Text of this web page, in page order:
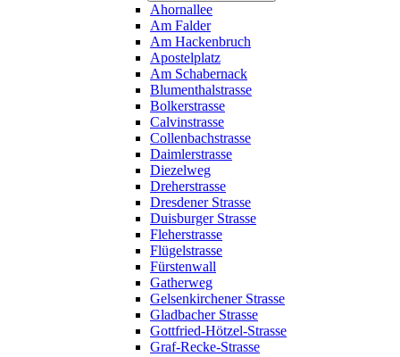
Ahornallee
Am Falder
Am Hackenbruch
Apostelplatz
Am Schabernack
Blumenthalstrasse
Bolkerstrasse
Calvinstrasse
Collenbachstrasse
Daimlerstrasse
Diezelweg
Dreherstrasse
Dresdener Strasse
Duisburger Strasse
Fleherstrasse
Flügelstrasse
Fürstenwall
Gatherweg
Gelsenkirchener Strasse
Gladbacher Strasse
Gottfried-Hötzel-Strasse
Graf-Recke-Strasse